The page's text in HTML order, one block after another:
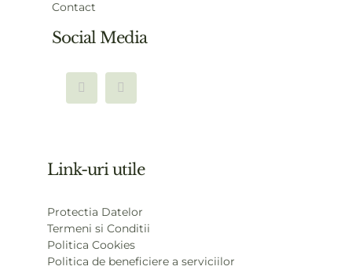
Contact
Social Media
Link-uri utile
Protectia Datelor
Termeni si Conditii
Politica Cookies
Politica de beneficiere a serviciilor